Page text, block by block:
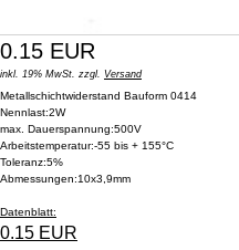
0.15 EUR
inkl. 19% MwSt. zzgl. Versand
Metallschichtwiderstand Bauform 0414
Nennlast:2W
max. Dauerspannung:500V
Arbeitstemperatur:-55 bis + 155°C
Toleranz:5%
Abmessungen:10x3,9mm
Datenblatt:
0.15 EUR